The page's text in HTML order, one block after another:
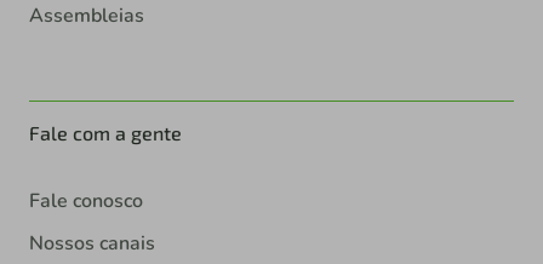
Assembleias
Fale com a gente
Fale conosco
Nossos canais